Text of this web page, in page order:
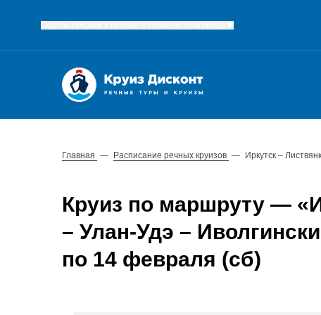
Главная — Расписание речных круизов — Иркутск –
Круиз по маршруту —
– Улан-Удэ –
по 14 февраля (сб)